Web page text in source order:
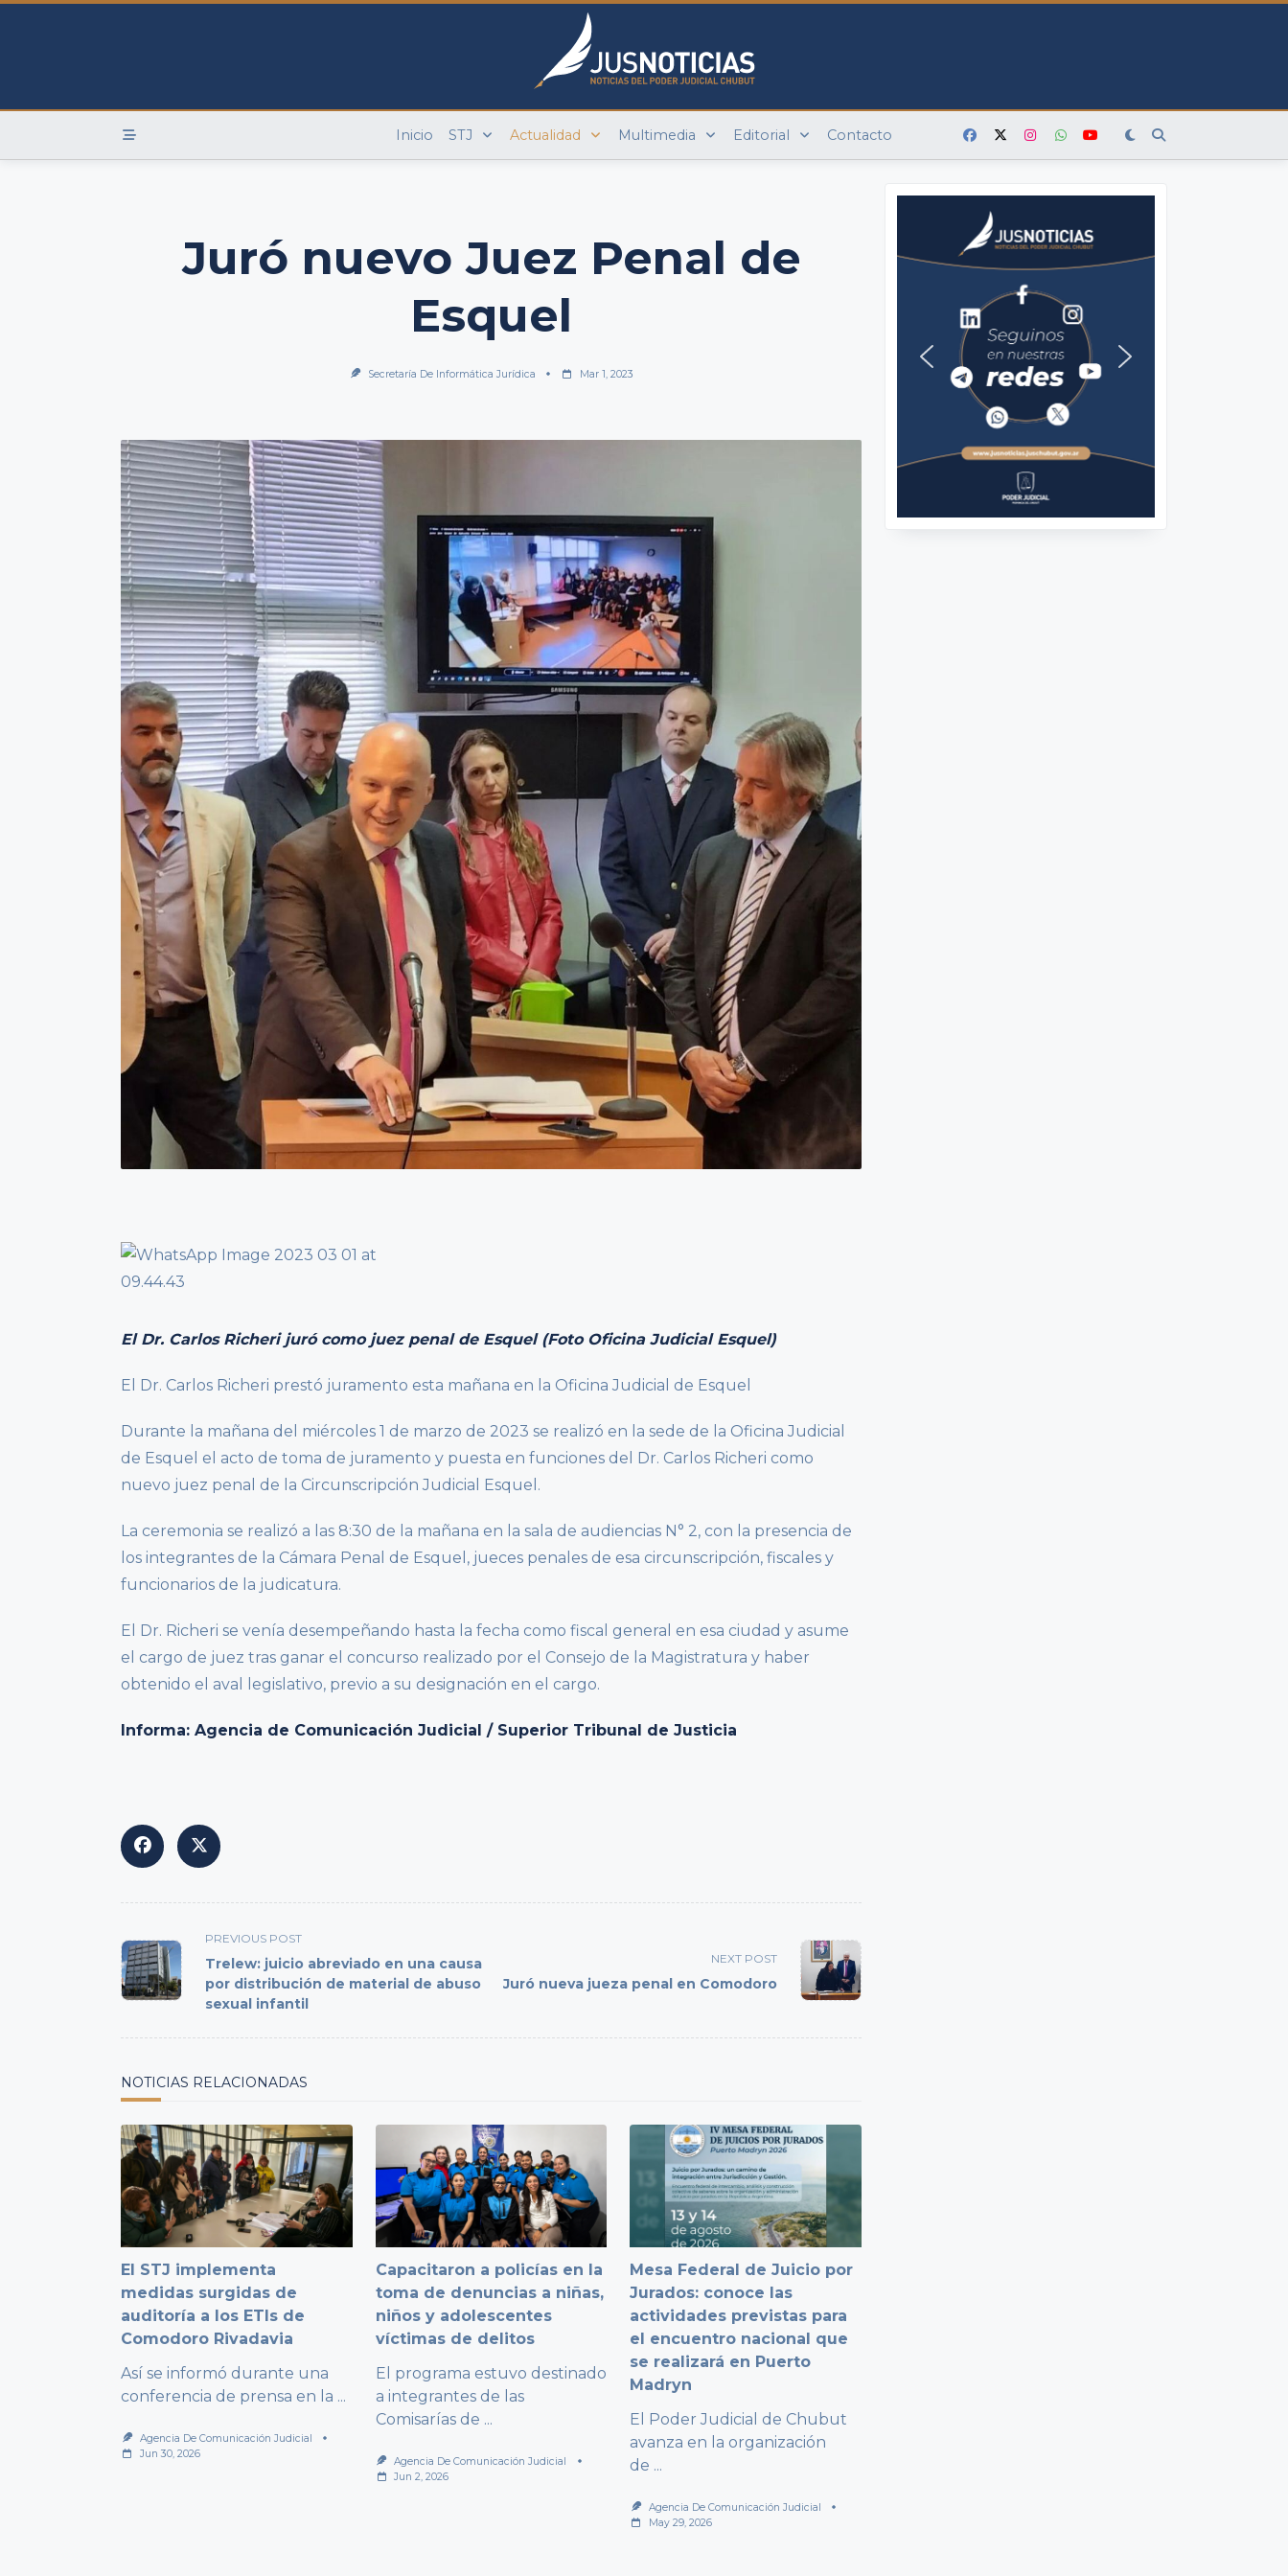
Skip
Inicio STJ Actualidad Multimedia Editorial Contacto
Juró nuevo Juez Penal de
Esquel
Secretaría De Informática Jurídica Mar 1, 2023
El Dr. Carlos Richeri juró como juez penal de Esquel (Foto Oficina Judicial Esquel)
El Dr. Carlos Richeri prestó juramento esta mañana en la Oficina Judicial de Esquel
Durante la mañana del miércoles 1 de marzo de 2023 se realizó en la sede de la Oficina Judicial
de Esquel el acto de toma de juramento y puesta en funciones del Dr. Carlos Richeri como
nuevo juez penal de la Circunscripción Judicial Esquel.
La ceremonia se realizó a las 8:30 de la mañana en la sala de audiencias N° 2, con la presencia de
los integrantes de la Cámara Penal de Esquel, jueces penales de esa circunscripción, fiscales y
funcionarios de la judicatura.
El Dr. Richeri se venía desempeñando hasta la fecha como fiscal general en esa ciudad y asume
el cargo de juez tras ganar el concurso realizado por el Consejo de la Magistratura y haber
obtenido el aval legislativo, previo a su designación en el cargo.
Informa: Agencia de Comunicación Judicial / Superior Tribunal de Justicia
<span
class="nav-
subtitle
screen-
PREVIOUS POST
Trelew: juicio abreviado en una causa
por distribución de material de abuso
sexual infantil
NEXT POST
Juró nueva jueza penal en Comodoro
NOTICIAS RELACIONADAS
El STJ implementa
medidas surgidas de
auditoría a los ETIs de
Comodoro Rivadavia
Así se informó durante una
conferencia de prensa en la ...
Agencia De Comunicación Judicial
Jun 30, 2026
Capacitaron a policías en la
toma de denuncias a niñas,
niños y adolescentes
víctimas de delitos
El programa estuvo destinado
a integrantes de las
Comisarías de ...
Agencia De Comunicación Judicial
Jun 2, 2026
Mesa Federal de Juicio por
Jurados: conoce las
actividades previstas para
el encuentro nacional que
se realizará en Puerto
Madryn
El Poder Judicial de Chubut
avanza en la organización
de ...
Agencia De Comunicación Judicial
May 29, 2026